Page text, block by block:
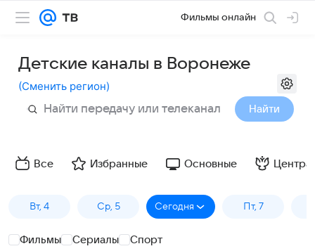
Фильмы онлайн
Детские каналы в Воронеже
(Сменить регион)
Найти
Все Избранные Основные
Вт, 4 Ср, 5 Сегодня Пт, 7
Фильмы Сериалы Спорт